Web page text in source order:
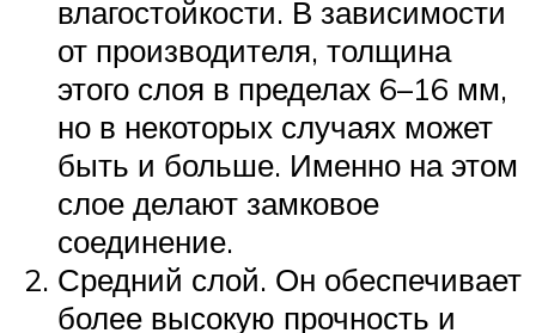
влагостойкости. В зависимости
от производителя, толщина
этого слоя в пределах 6–16 мм,
но в некоторых случаях может
быть и больше. Именно на этом
слое делают замковое
соединение.
Средний слой. Он обеспечивает
более высокую прочность и